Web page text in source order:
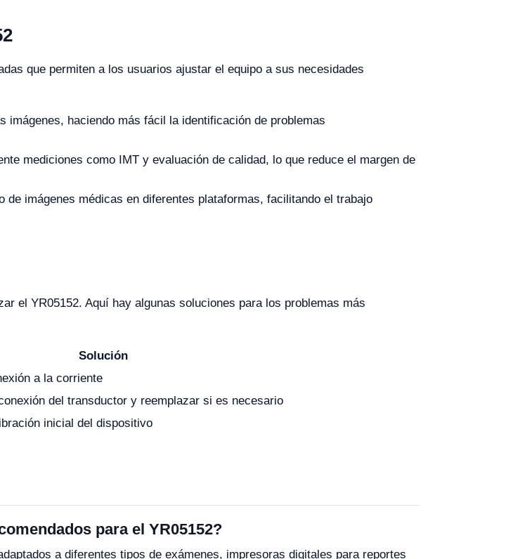
que permiten a los usuarios ajustar el equipo a sus necesidades
imágenes, haciendo más fácil la identificación de problemas
mediciones como IMT y evaluación de calidad, lo que reduce el margen de
de imágenes médicas en diferentes plataformas, facilitando el trabajo
el YR05152. Aquí hay algunas soluciones para los problemas más
Solución
a la corriente
del transductor y reemplazar si es necesario
inicial del dispositivo
para el YR05152?
a diferentes tipos de exámenes, impresoras digitales para reportes